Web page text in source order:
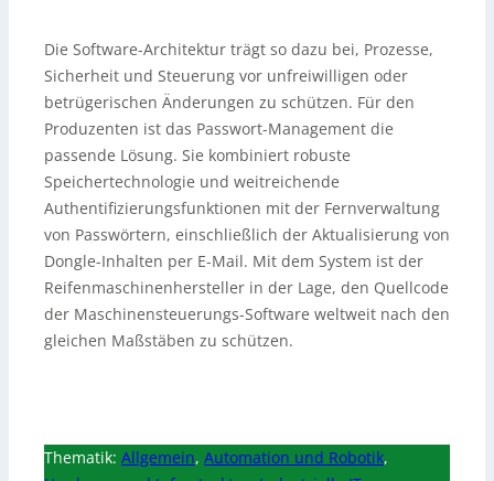
Die Software-Architektur trägt so dazu bei, Prozesse,
Sicherheit und Steuerung vor unfreiwilligen oder
betrügerischen Änderungen zu schützen. Für den
Produzenten ist das Passwort-Management die
passende Lösung. Sie kombiniert robuste
Speichertechnologie und weitreichende
Authentifizierungsfunktionen mit der Fernverwaltung
von Passwörtern, einschließlich der Aktualisierung von
Dongle-Inhalten per E-Mail. Mit dem System ist der
Reifenmaschinenhersteller in der Lage, den Quellcode
der Maschinensteuerungs-Software weltweit nach den
gleichen Maßstäben zu schützen.
Thematik: Allgemein, Automation und Robotik,